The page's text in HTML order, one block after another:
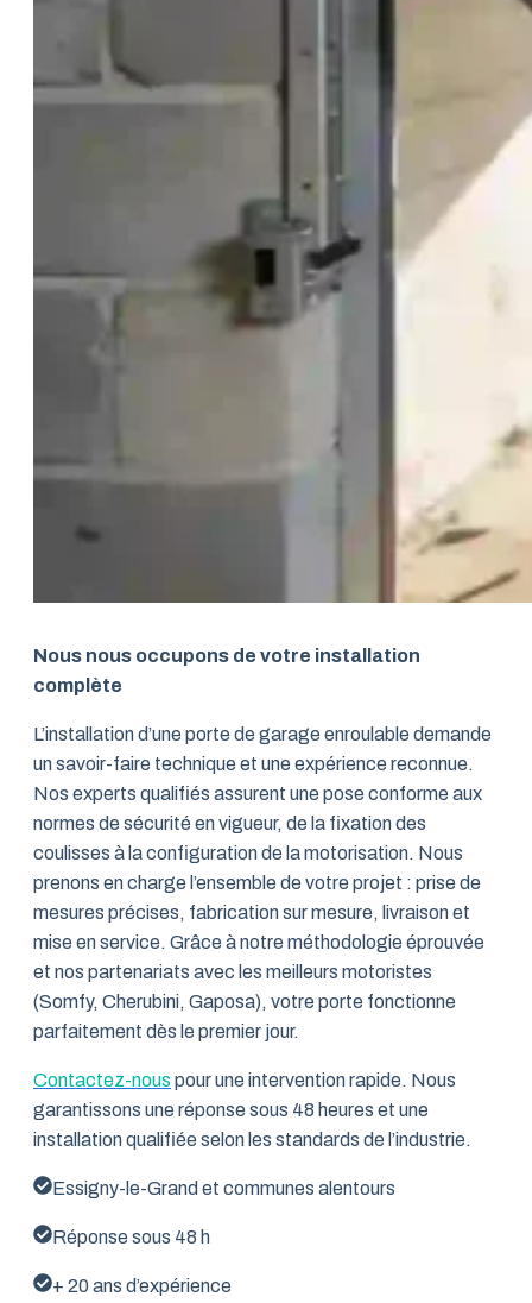
Nous nous occupons de votre installation
complète
L’installation d’une porte de garage enroulable demande
un savoir-faire technique et une expérience reconnue.
Nos experts qualifiés assurent une pose conforme aux
normes de sécurité en vigueur, de la fixation des
coulisses à la configuration de la motorisation. Nous
prenons en charge l’ensemble de votre projet : prise de
mesures précises, fabrication sur mesure, livraison et
mise en service. Grâce à notre méthodologie éprouvée
et nos partenariats avec les meilleurs motoristes
(Somfy, Cherubini, Gaposa), votre porte fonctionne
parfaitement dès le premier jour.
Contactez-nous pour une intervention rapide. Nous
garantissons une réponse sous 48 heures et une
installation qualifiée selon les standards de l’industrie.
Essigny-le-Grand et communes alentours
Réponse sous 48 h
+ 20 ans d’expérience